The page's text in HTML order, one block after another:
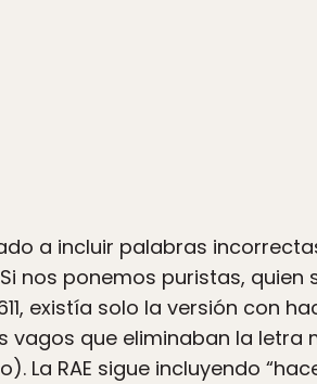
a incluir palabras
nos ponemos puristas,
existía solo la versión con
vagos que eliminaban la
La RAE sigue incluyendo